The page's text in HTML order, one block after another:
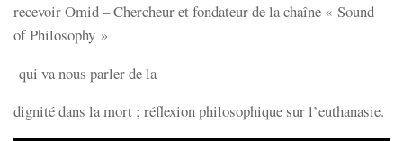
recevoir Omid – Chercheur et fondateur de la chaîne « Sound
of Philosophy »
qui va nous parler de la
dignité dans la mort ; réflexion philosophique sur l’euthanasie.